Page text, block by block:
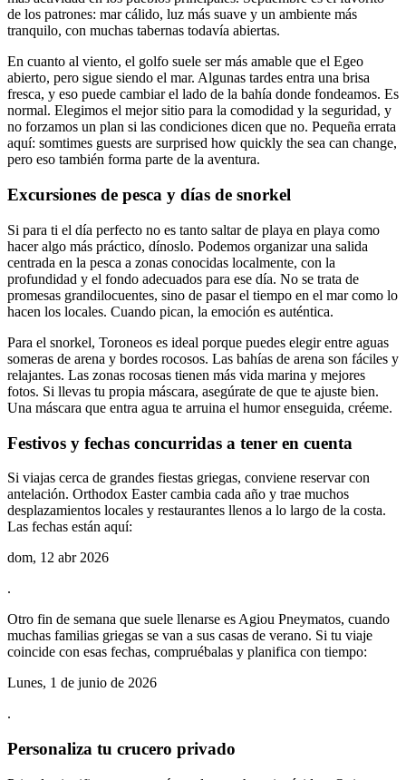
de los patrones: mar cálido, luz más suave y un ambiente más
tranquilo, con muchas tabernas todavía abiertas.
En cuanto al viento, el golfo suele ser más amable que el Egeo
abierto, pero sigue siendo el mar. Algunas tardes entra una brisa
fresca, y eso puede cambiar el lado de la bahía donde fondeamos. Es
normal. Elegimos el mejor sitio para la comodidad y la seguridad, y
no forzamos un plan si las condiciones dicen que no. Pequeña errata
aquí: somtimes guests are surprised how quickly the sea can change,
pero eso también forma parte de la aventura.
Excursiones de pesca y días de snorkel
Si para ti el día perfecto no es tanto saltar de playa en playa como
hacer algo más práctico, dínoslo. Podemos organizar una salida
centrada en la pesca a zonas conocidas localmente, con la
profundidad y el fondo adecuados para ese día. No se trata de
promesas grandilocuentes, sino de pasar el tiempo en el mar como lo
hacen los locales. Cuando pican, la emoción es auténtica.
Para el snorkel, Toroneos es ideal porque puedes elegir entre aguas
someras de arena y bordes rocosos. Las bahías de arena son fáciles y
relajantes. Las zonas rocosas tienen más vida marina y mejores
fotos. Si llevas tu propia máscara, asegúrate de que te ajuste bien.
Una máscara que entra agua te arruina el humor enseguida, créeme.
Festivos y fechas concurridas a tener en cuenta
Si viajas cerca de grandes fiestas griegas, conviene reservar con
antelación. Orthodox Easter cambia cada año y trae muchos
desplazamientos locales y restaurantes llenos a lo largo de la costa.
Las fechas están aquí:
dom, 12 abr 2026
.
Otro fin de semana que suele llenarse es Agiou Pneymatos, cuando
muchas familias griegas se van a sus casas de verano. Si tu viaje
coincide con esas fechas, compruébalas y planifica con tiempo:
Lunes, 1 de junio de 2026
.
Personaliza tu crucero privado